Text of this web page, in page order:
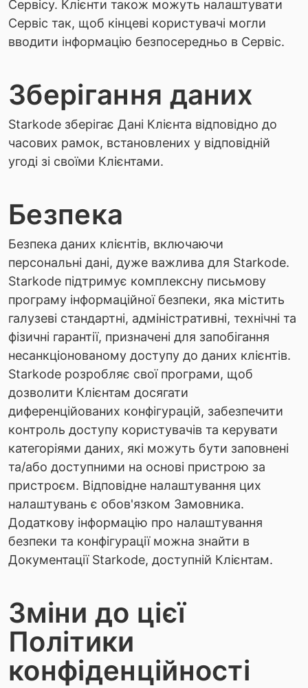
Сервісу. Клієнти також можуть налаштувати
Сервіс так, щоб кінцеві користувачі могли
вводити інформацію безпосередньо в Сервіс.
Зберігання даних
Starkode зберігає Дані Клієнта відповідно до
часових рамок, встановлених у відповідній
угоді зі своїми Клієнтами.
Безпека
Безпека даних клієнтів, включаючи
персональні дані, дуже важлива для Starkode.
Starkode підтримує комплексну письмову
програму інформаційної безпеки, яка містить
галузеві стандартні, адміністративні, технічні та
фізичні гарантії, призначені для запобігання
несанкціонованому доступу до даних клієнтів.
Starkode розробляє свої програми, щоб
дозволити Клієнтам досягати
диференційованих конфігурацій, забезпечити
контроль доступу користувачів та керувати
категоріями даних, які можуть бути заповнені
та/або доступними на основі пристрою за
пристроєм. Відповідне налаштування цих
налаштувань є обов'язком Замовника.
Додаткову інформацію про налаштування
безпеки та конфігурації можна знайти в
Документації Starkode, доступній Клієнтам.
Зміни до цієї
Політики
конфіденційності